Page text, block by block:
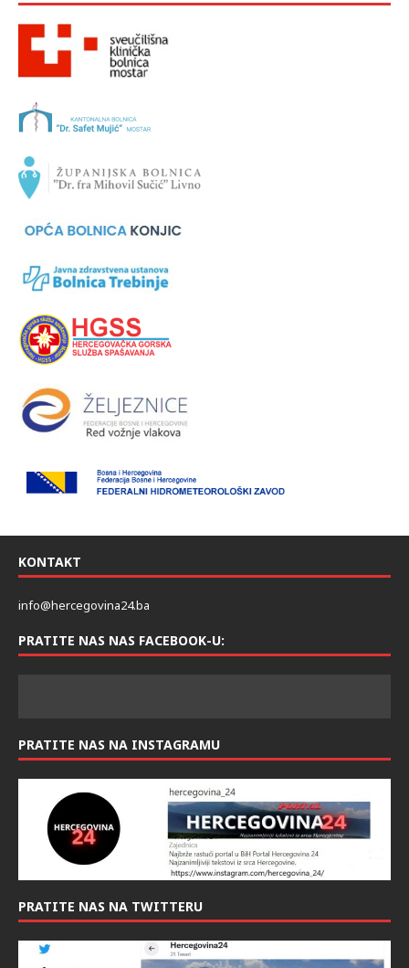
KONTAKT
info@hercegovina24.ba
PRATITE NAS NAS FACEBOOK-U:
PRATITE NAS NA INSTAGRAMU
PRATITE NAS NA TWITTERU